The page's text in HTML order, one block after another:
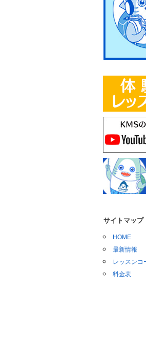
サイトマップ
HOME
最新情報
レッスンコ
料金表